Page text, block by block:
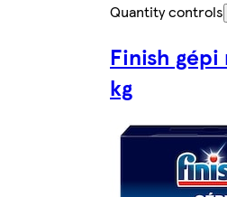
Quantity controls
Finish gépi
kg